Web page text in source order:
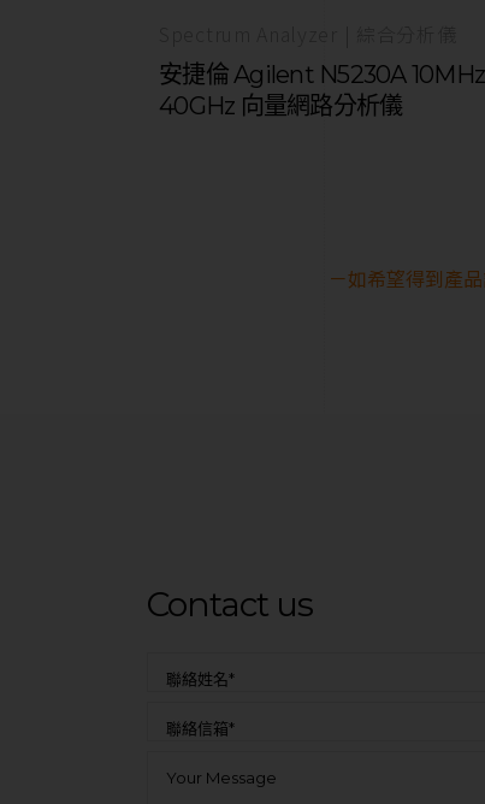
安捷倫 Agilent N5230A
40GHz 向量網路分析儀
－如希望得到產
Contact us